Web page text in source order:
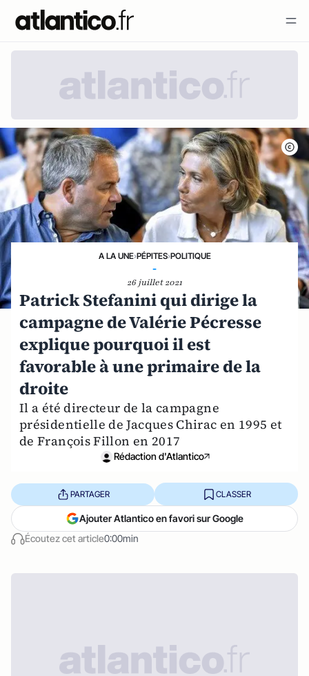
A LA UNE›PÉPITES›POLITIQUE
-
26 juillet 2021
Patrick Stefanini qui dirige la
campagne de Valérie Pécresse
explique pourquoi il est
favorable à une primaire de la
droite
Il a été directeur de la campagne
présidentielle de Jacques Chirac en 1995 et
de François Fillon en 2017
Rédaction d'Atlantico
Écoutez cet article0:00min
PARTAGER CLASSER
Ajouter Atlantico en favori sur Google